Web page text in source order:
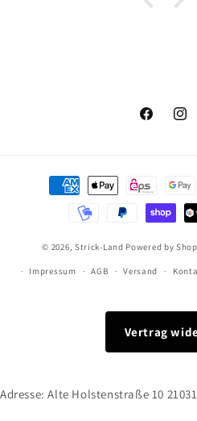
Facebook
Zahlungsmethoden
© 2026, Strick-Land Powered by
Impressum AGB Versand
Vertrag
Adresse: Alte Holstenstraße 10